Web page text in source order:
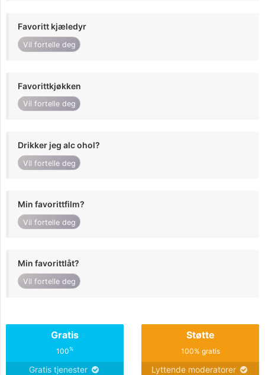
Favoritt kjæledyr
Vil fortelle deg
Favorittkjøkken
Vil fortelle deg
Drikker jeg alc ohol?
Vil fortelle deg
Min favorittfilm?
Vil fortelle deg
Min favorittlåt?
Vil fortelle deg
Gratis
100%
Gratis tjenester
Støtte
100% gratis
Lyttende moderatorer